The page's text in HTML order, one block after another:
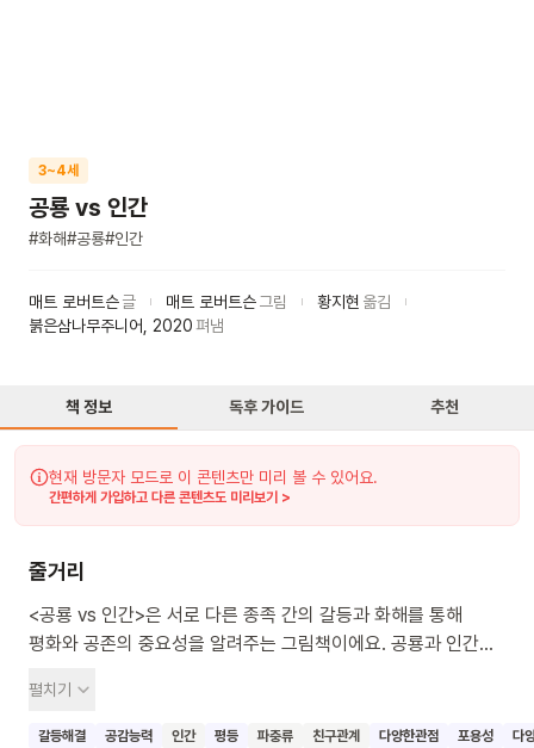
3~4세
공룡 vs 인간
#화해#공룡#인간
매트 로버트슨글 매트 로버트슨그림 황지현 옮김
붉은삼나무주니어
2020펴냄
책 정보 독후 가이드 추천
현재 방문자 모드로 이 콘텐츠만 미리 볼 수 있어요.
간편하게 가입하고 다른 콘텐츠도 미리보기 >
줄거리
<공룡 vs 인간>은 서로 다른 종족 간의 갈등과 화해를 통해
평화와 공존의 중요성을 알려주는 그림책이에요. 공룡과 인간이
규칙이 있어요. 하지만 꼬마 공룡 덱스터와 인간 소녀 진주는 이
규칙을 어기고 친구가 돼요. 어느 날 마을에 큰 위기가 닥치자,
펼치기
갈등해결 공감능력 인간 평등 파충류 친구관계 다양한관점 포용성 다